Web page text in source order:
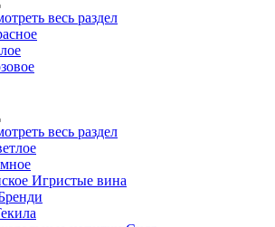
весь раздел
весь раздел
Игристые вина